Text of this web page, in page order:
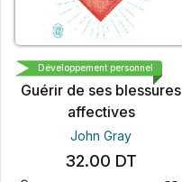
J'AI LU
Guérir de ses blessures
affectives
John Gray
32.00 DT
Développement personnel